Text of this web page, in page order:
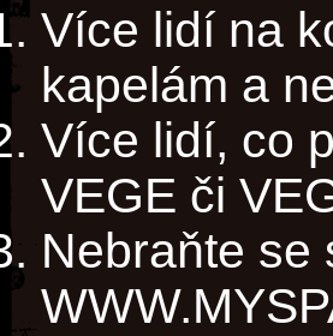
Více lidí na
kapelám a
Více lidí, co
VEGE či
Nebraňte se